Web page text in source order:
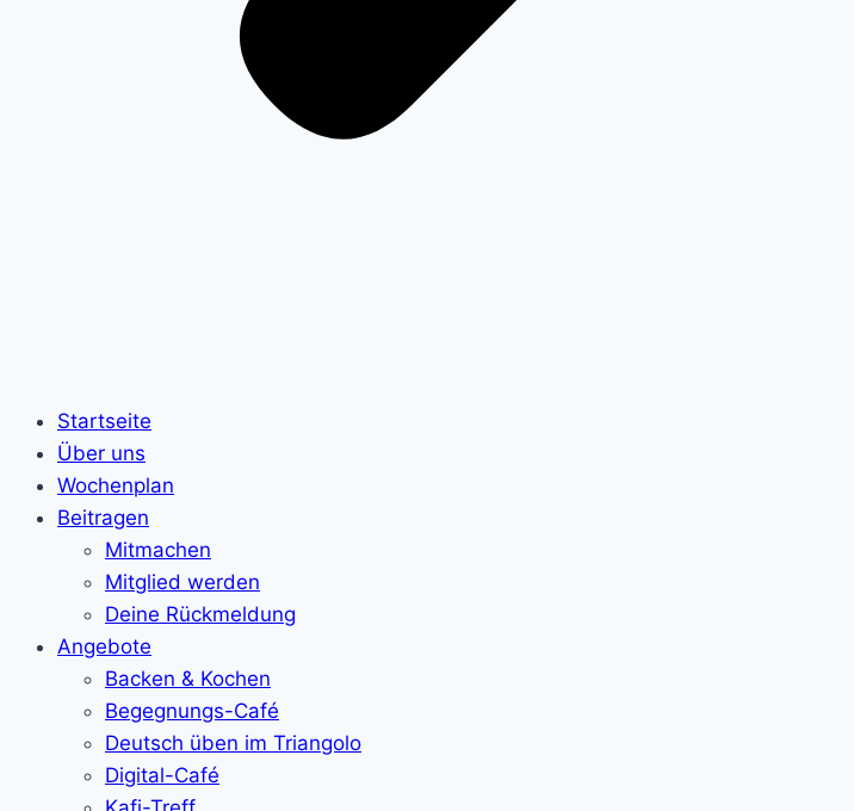
Startseite
Über uns
Wochenplan
Beitragen
Mitmachen
Mitglied werden
Deine Rückmeldung
Angebote
Backen & Kochen
Begegnungs-Café
Deutsch üben im Triangolo
Digital-Café